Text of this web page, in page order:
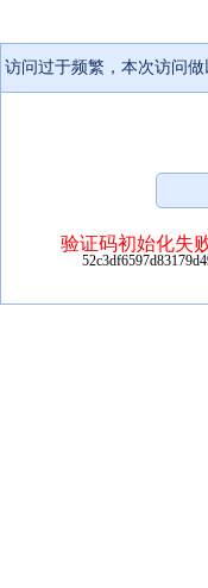
访问过于频繁，本次访问做
验证码初始化失